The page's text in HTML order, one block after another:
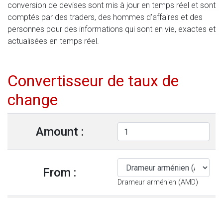
conversion de devises sont mis à jour en temps réel et sont
comptés par des traders, des hommes d'affaires et des
personnes pour des informations qui sont en vie, exactes et
actualisées en temps réel.
Convertisseur de taux de
change
Amount :
From :
Drameur arménien (AMD)